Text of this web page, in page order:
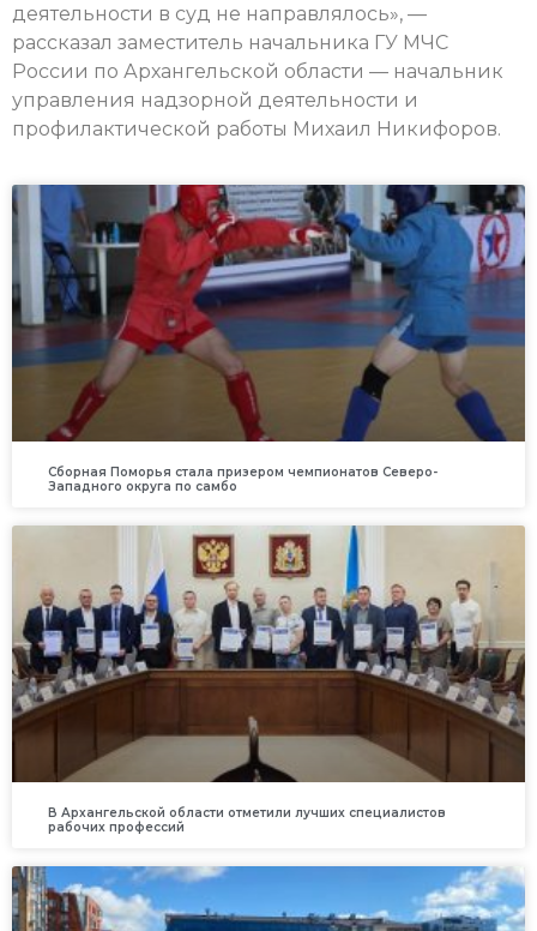
деятельности в суд не направлялось», —
рассказал заместитель начальника ГУ МЧС
России по Архангельской области — начальник
управления надзорной деятельности и
профилактической работы Михаил Никифоров.
Сборная Поморья стала призером чемпионатов Северо-
Западного округа по самбо
В Архангельской области отметили лучших специалистов
рабочих профессий